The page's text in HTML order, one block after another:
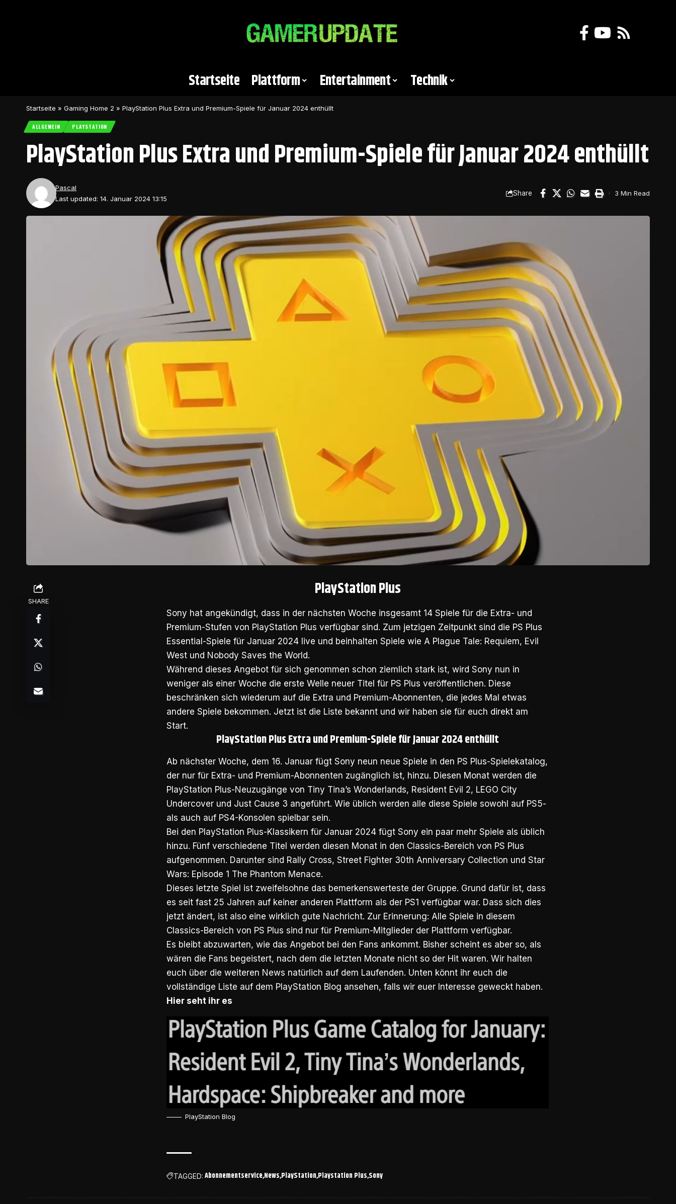
Startseite Plattform Entertainment Technik
Startseite » Gaming Home 2 » PlayStation Plus Extra und Premium-Spiele für Januar 2024 enthüllt
ALLGEMEIN PLAYSTATION
PlayStation Plus Extra und Premium-Spiele für Januar 2024 enthüllt
Last updated: 14. Januar 2024 13:15
Pascal
Share 3 Min Read
SHARE
PlayStation Plus
Sony hat angekündigt, dass in der nächsten Woche insgesamt 14 Spiele für die Extra- und
Premium-Stufen von PlayStation Plus verfügbar sind. Zum jetzigen Zeitpunkt sind die PS Plus
Essential-Spiele für Januar 2024 live und beinhalten Spiele wie A Plague Tale: Requiem, Evil
West und Nobody Saves the World.
Während dieses Angebot für sich genommen schon ziemlich stark ist, wird Sony nun in
weniger als einer Woche die erste Welle neuer Titel für PS Plus veröffentlichen. Diese
beschränken sich wiederum auf die Extra und Premium-Abonnenten, die jedes Mal etwas
andere Spiele bekommen. Jetzt ist die Liste bekannt und wir haben sie für euch direkt am
Start.
PlayStation Plus Extra und Premium-Spiele für Januar 2024 enthüllt
Ab nächster Woche, dem 16. Januar fügt Sony neun neue Spiele in den PS Plus-Spielekatalog,
der nur für Extra- und Premium-Abonnenten zugänglich ist, hinzu. Diesen Monat werden die
PlayStation Plus-Neuzugänge von Tiny Tina’s Wonderlands, Resident Evil 2, LEGO City
Undercover und Just Cause 3 angeführt. Wie üblich werden alle diese Spiele sowohl auf PS5-
als auch auf PS4-Konsolen spielbar sein.
Bei den PlayStation Plus-Klassikern für Januar 2024 fügt Sony ein paar mehr Spiele als üblich
hinzu. Fünf verschiedene Titel werden diesen Monat in den Classics-Bereich von PS Plus
aufgenommen. Darunter sind Rally Cross, Street Fighter 30th Anniversary Collection und Star
Wars: Episode 1 The Phantom Menace.
Dieses letzte Spiel ist zweifelsohne das bemerkenswerteste der Gruppe. Grund dafür ist, dass
es seit fast 25 Jahren auf keiner anderen Plattform als der PS1 verfügbar war. Dass sich dies
jetzt ändert, ist also eine wirklich gute Nachricht. Zur Erinnerung: Alle Spiele in diesem
Classics-Bereich von PS Plus sind nur für Premium-Mitglieder der Plattform verfügbar.
Es bleibt abzuwarten, wie das Angebot bei den Fans ankommt. Bisher scheint es aber so, als
wären die Fans begeistert, nach dem die letzten Monate nicht so der Hit waren. Wir halten
euch über die weiteren News natürlich auf dem Laufenden. Unten könnt ihr euch die
vollständige Liste auf dem PlayStation Blog ansehen, falls wir euer Interesse geweckt haben.
Hier seht ihr es
PlayStation Blog
TAGGED: Abonnementservice News PlayStation Playstation Plus Sony